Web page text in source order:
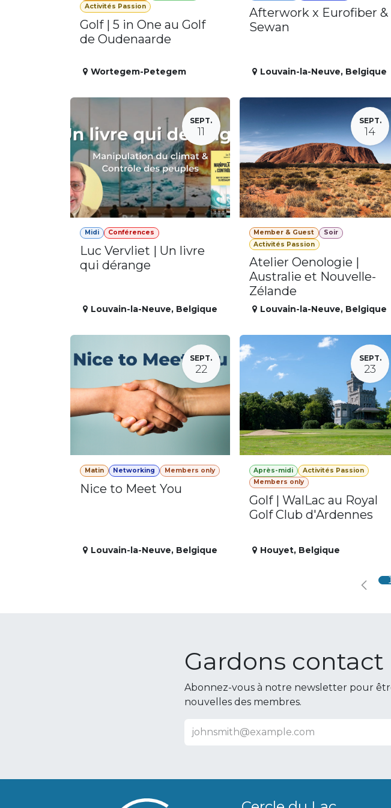
Activités Passion
Golf | 5 in One au Golf
de Oudenaarde
Wortegem-Petegem
Afterwork x Eurofiber &
Sewan
Louvain-la-Neuve, Belgique
SEPT.
11
Midi Conférences
Luc Vervliet | Un livre
qui dérange
Louvain-la-Neuve, Belgique
SEPT.
14
Member & Guest
Soir
Activités Passion
Atelier Oenologie |
Australie et Nouvelle-
Zélande
Louvain-la-Neuve, Belgique
SEPT.
22
Matin Networking Members only
Nice to Meet You
Louvain-la-Neuve, Belgique
SEPT.
23
Après-midi
Activités Passion
Members only
Golf | WalLac au Royal
Golf Club d'Ardennes
Houyet, Belgique
Gardons contact
Abonnez-vous à notre newsletter pour
nouvelles des membres.